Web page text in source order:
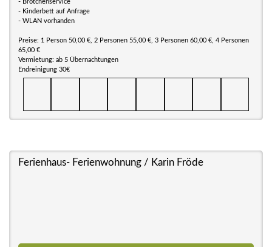
- Brötchenservice
- Kinderbett auf Anfrage
- WLAN vorhanden
Preise: 1 Person 50,00 €, 2 Personen 55,00 €, 3 Personen 60,00 €, 4 Personen
65,00 €
Vermietung: ab 5 Übernachtungen
Endreinigung 30€
Ferienhaus- Ferienwohnung / Karin Fröde